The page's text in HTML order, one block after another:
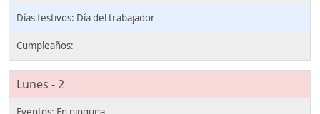
Día del trabajador
Lunes - 2